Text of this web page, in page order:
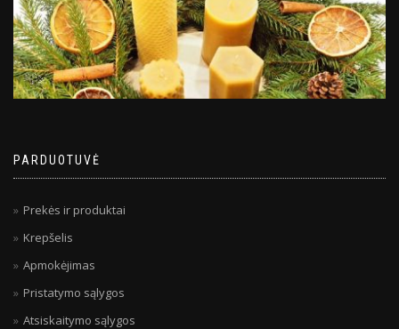
PARDUOTUVĖ
Prekės ir produktai
Krepšelis
Apmokėjimas
Pristatymo sąlygos
Atsiskaitymo sąlygos